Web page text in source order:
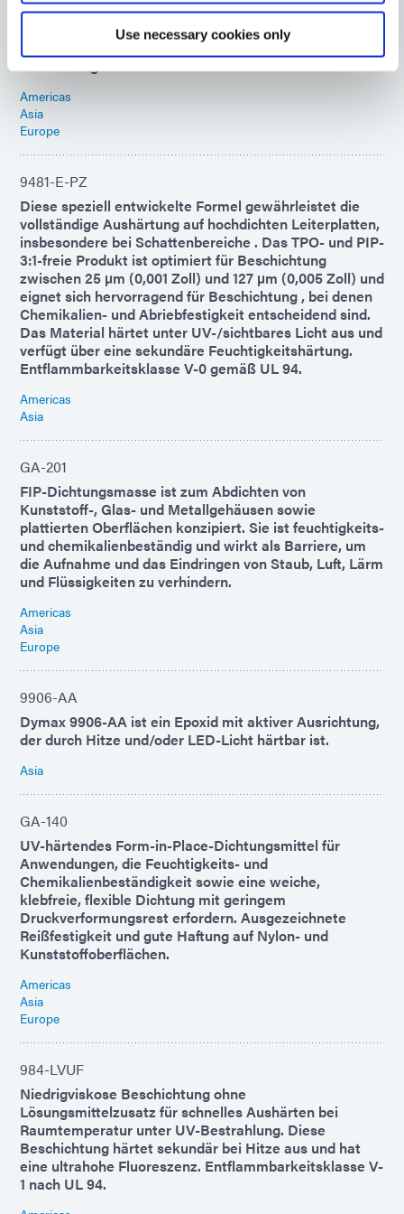
Use necessary cookies only
bildet flexible, hochgradig feuchtigkeitsbeständige
Verbindungen mit verschiedenen Oberflächen und
bleibt bis -40 °C flexibel, was es ideal für COF-
Americas
Asia
Europe
9481-E-PZ
Diese speziell entwickelte Formel gewährleistet die
vollständige Aushärtung auf hochdichten Leiterplatten,
insbesondere bei Schattenbereiche . Das TPO- und PIP-
3:1-freie Produkt ist optimiert für Beschichtung
zwischen 25 µm (0,001 Zoll) und 127 µm (0,005 Zoll) und
eignet sich hervorragend für Beschichtung , bei denen
Chemikalien- und Abriebfestigkeit entscheidend sind.
Das Material härtet unter UV-/sichtbares Licht aus und
verfügt über eine sekundäre Feuchtigkeitshärtung.
Entflammbarkeitsklasse V-0 gemäß UL 94.
Americas
Asia
GA-201
FIP-Dichtungsmasse ist zum Abdichten von
Kunststoff-, Glas- und Metallgehäusen sowie
plattierten Oberflächen konzipiert. Sie ist feuchtigkeits-
und chemikalienbeständig und wirkt als Barriere, um
die Aufnahme und das Eindringen von Staub, Luft, Lärm
und Flüssigkeiten zu verhindern.
Americas
Asia
Europe
9906-AA
Dymax 9906-AA ist ein Epoxid mit aktiver Ausrichtung,
der durch Hitze und/oder LED-Licht härtbar ist.
Asia
GA-140
UV-härtendes Form-in-Place-Dichtungsmittel für
Anwendungen, die Feuchtigkeits- und
Chemikalienbeständigkeit sowie eine weiche,
klebfreie, flexible Dichtung mit geringem
Druckverformungsrest erfordern. Ausgezeichnete
Reißfestigkeit und gute Haftung auf Nylon- und
Kunststoffoberflächen.
Americas
Asia
Europe
984-LVUF
Niedrigviskose Beschichtung ohne
Lösungsmittelzusatz für schnelles Aushärten bei
Raumtemperatur unter UV-Bestrahlung. Diese
Beschichtung härtet sekundär bei Hitze aus und hat
eine ultrahohe Fluoreszenz. Entflammbarkeitsklasse V-
1 nach UL 94.